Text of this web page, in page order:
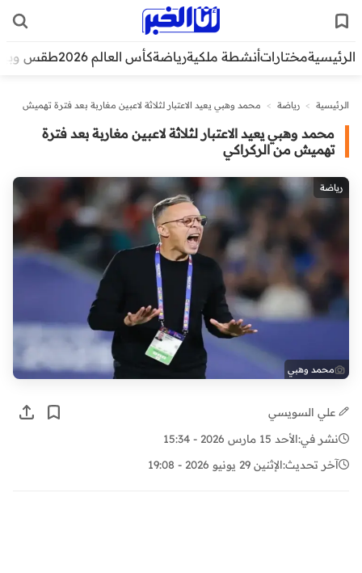
الرئيسيةمختاراتأنشطة ملكيةرياضةكأس العالم 2026 طقس
الرئيسية > رياضة >
محمد وهبي يعيد الاعتبار لثلاثة لاعبين مغاربة بعد فترة تهميش
محمد وهبي يعيد الاعتبار لثلاثة لاعبين مغاربة بعد فترة
تهميش من الركراكي
رياضة
محمد وهبي
علي السويسي
نشر في:الأحد 15 مارس 2026 - 15:34
آخر تحديث:الإثنين 29 يونيو 2026 - 19:08